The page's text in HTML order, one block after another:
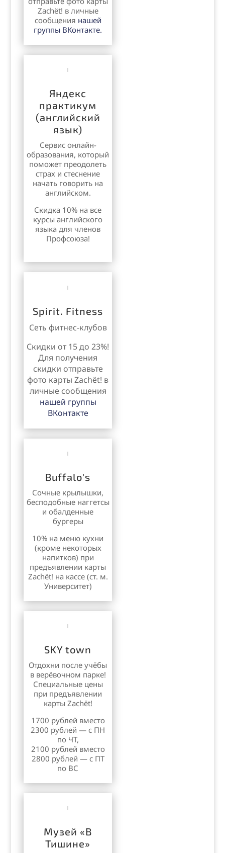
Zachёt! в личные
сообщения нашей
группы ВКонтакте.
Яндекс
практикум
(английский
язык)
Сервис онлайн-
образования, который
поможет преодолеть
страх и стеснение
начать говорить на
английском.
Скидка 10% на все
курсы английского
языка для членов
Профсоюза!
Spirit. Fitness
Сеть фитнес-клубов
Скидки от 15 до 23%!
Для получения
скидки отправьте
фото картыZachёt! в
личные сообщения
нашей группы
ВКонтакте
Buffalo's
Сочные крылышки,
бесподобные наггетсы
и обалденные
бургеры
10% на меню кухни
(кроме некоторых
напитков) при
предъявлении карты
Zachёt! на кассе (ст. м.
Университет)
SKY town
Отдохни после учёбы
в верёвочном парке!
Специальные цены
при предъявлении
карты Zachёt!
1700 рублей вместо
2300 рублей — с ПН
по ЧТ,
2100 рублей вместо
2800 рублей — с ПТ
по ВС
Музей «В
Тишине»